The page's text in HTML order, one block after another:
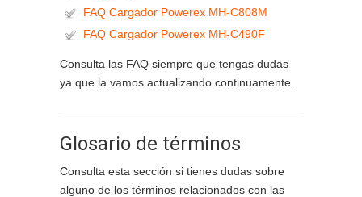
FAQ Cargador Powerex MH-C808M
FAQ Cargador Powerex MH-C490F
Consulta las FAQ siempre que tengas dudas
ya que la vamos actualizando continuamente.
Glosario de términos
Consulta esta sección si tienes dudas sobre
alguno de los términos relacionados con las